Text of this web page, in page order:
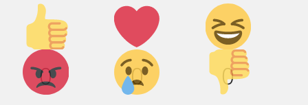
Палец
вверх!
0
Лайк!
0
Дикий
смех!
0
Агрессия!
Грусть
:(
Палец
вниз!